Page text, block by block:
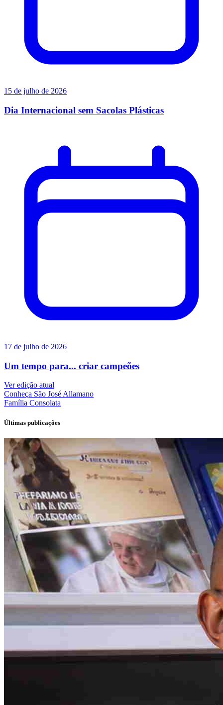
15 de julho de 2026
Dia Internacional sem Sacolas Plásticas
17 de julho de 2026
Um tempo para... criar campeões
Ver edição atual
Conheça São José Allamano
Família Consolata
Últimas publicações